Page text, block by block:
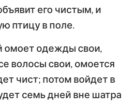
его чистым, и
птицу в поле.
одежды свои,
волосы свои, омоется
чист; потом войдет в
семь дней вне шатра